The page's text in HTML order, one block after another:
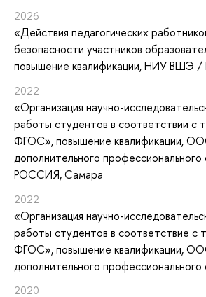
2026
«Действия педагогических
безопасности участников
повышение квалификации, НИУ ВШЭ /
2022
«Организация научно-
работы студентов в соответствии с
ФГОС», повышение квалификации,
дополнительного
РОССИЯ, Самара
2022
«Организация научно-
работы студентов в соответствие с
ФГОС», повышение квалификации,
дополнительного профессионального
2020